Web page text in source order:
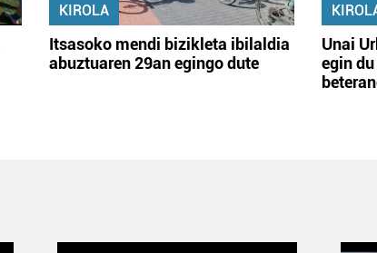
KIROLA
Itsasoko mendi bizikleta ibilaldia
abuztuaren 29an egingo dute
Unai
egin